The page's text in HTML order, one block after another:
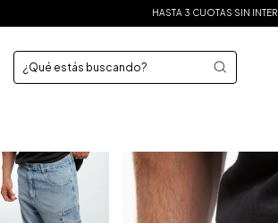
HASTA 3 CUOTAS SIN INTERÉS 15% DE